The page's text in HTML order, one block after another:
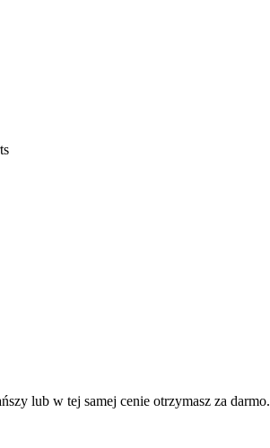
lub w tej samej cenie otrzymasz za darmo.